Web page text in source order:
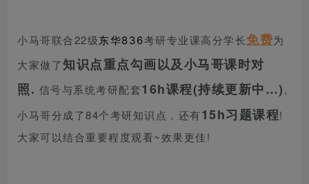
小马哥联合22级东华836考研专业课高分学长免费为
大家做了知识点重点勾画以及小马哥课时对
照. 信号与系统考研配套16h课程(持续更新中…) ,
小马哥分成了84个考研知识点，还有15h习题课程!
大家可以结合重要程度观看~效果更佳!